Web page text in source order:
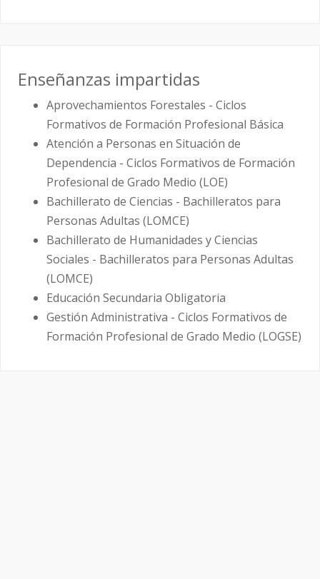
Enseñanzas impartidas
Aprovechamientos Forestales - Ciclos
Formativos de Formación Profesional Básica
Atención a Personas en Situación de
Dependencia - Ciclos Formativos de Formación
Profesional de Grado Medio (LOE)
Bachillerato de Ciencias - Bachilleratos para
Personas Adultas (LOMCE)
Bachillerato de Humanidades y Ciencias
Sociales - Bachilleratos para Personas Adultas
(LOMCE)
Educación Secundaria Obligatoria
Gestión Administrativa - Ciclos Formativos de
Formación Profesional de Grado Medio (LOGSE)